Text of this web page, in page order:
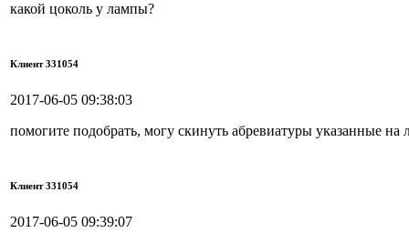
какой цоколь у лампы?
Клиент 331054
2017-06-05 09:38:03
помогите подобрать, могу скинуть абревиатуры указанные на
Клиент 331054
2017-06-05 09:39:07